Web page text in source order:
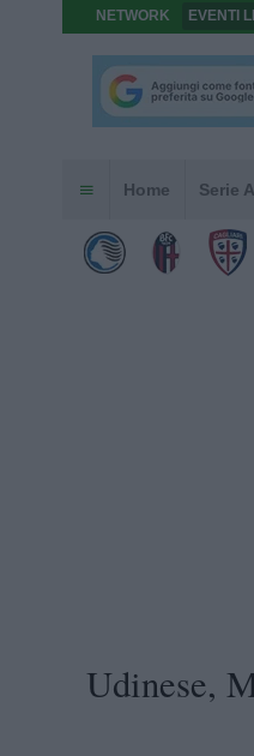
NETWORK EVENTI
Home Serie A
Udinese,